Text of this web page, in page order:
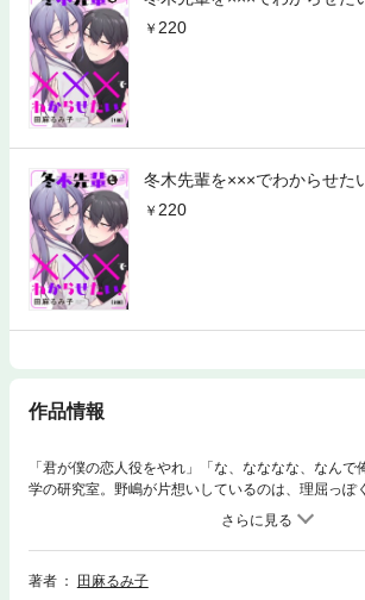
220
冬木先輩を×××でわからせ
220
作品情報
「君が僕の恋人役をやれ」「な、なななな、なん
学の研究室。野嶋が片想いしているのは、理屈っぽ
の冬木。いつも正論で詰め寄ってくる冬木に、イラ
た野嶋は、「恋人がいても成績を維持できるのか」
う。すると冬木は「証明してやる」と、野嶋の恋心
かの“恋人ごっこ”を提案してきて――！？「……仮で
著者
田麻るみ子